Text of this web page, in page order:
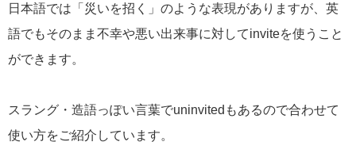
日本語では「災いを招く」のような表現がありますが、英
語でもそのまま不幸や悪い出来事に対してinviteを使うこと
ができます。
スラング・造語っぽい言葉でuninvitedもあるので合わせて
使い方をご紹介しています。